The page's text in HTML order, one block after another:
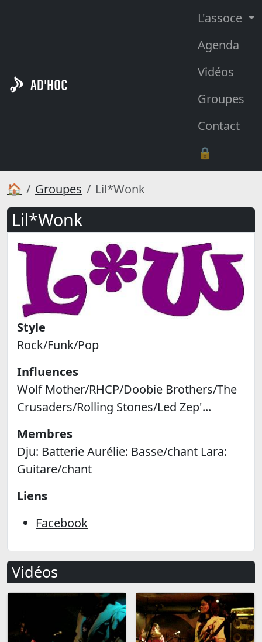
AD'HOC
L'assoce
Agenda
Vidéos
Groupes
Contact
🔒
🏠 Groupes Lil*Wonk
Lil*Wonk
Style
Rock/Funk/Pop
Influences
Wolf Mother/RHCP/Doobie Brothers/The
Crusaders/Rolling Stones/Led Zep'...
Membres
Dju: Batterie Aurélie: Basse/chant Lara:
Guitare/chant
Liens
Facebook
Vidéos